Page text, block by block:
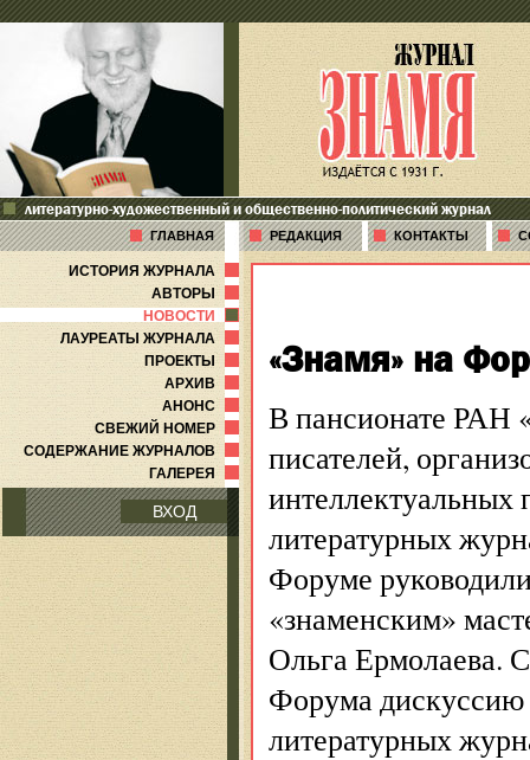
литературно-художественный и общественно-политический журнал
ГЛАВНАЯ РЕДАКЦИЯ КОНТАКТЫ
ИСТОРИЯ ЖУРНАЛА
АВТОРЫ
НОВОСТИ
ЛАУРЕАТЫ ЖУРНАЛА
ПРОЕКТЫ
АРХИВ
АНОНС
СВЕЖИЙ НОМЕР
СОДЕРЖАНИЕ ЖУРНАЛОВ
ГАЛЕРЕЯ
ВХОД
«Знамя» на
В пансионате РАН
писателей,
интеллектуальных
литературных
Форуме
«знаменским»
Ольга Ермолаева.
Форума дискуссию
литературных